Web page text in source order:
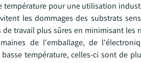
température pour une utilisation
les dommages des substrats
travail plus sûres en minimisant les
de l'emballage, de
température, celles-ci sont de